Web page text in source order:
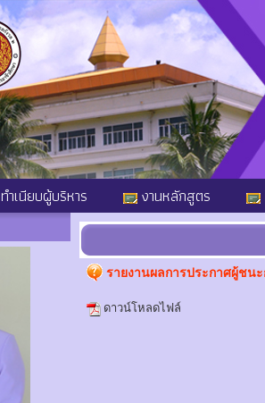
ทำเนียบผู้บริหาร งานหลักสูตร
รายงานผลการประกาศผู้ชน
ดาวน์โหลดไฟล์